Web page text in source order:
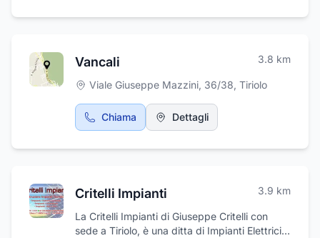
offrirti soluzioni d'arredo personalizzate:
sia moderno.
Vancali 3.8 km
Viale Giuseppe Mazzini, 36/38, Tiriolo
Chiama Dettagli
Critelli Impianti 3.9 km
La Critelli Impianti di Giuseppe Critelli con
sede a Tiriolo, è una ditta di Impianti Elettrici e